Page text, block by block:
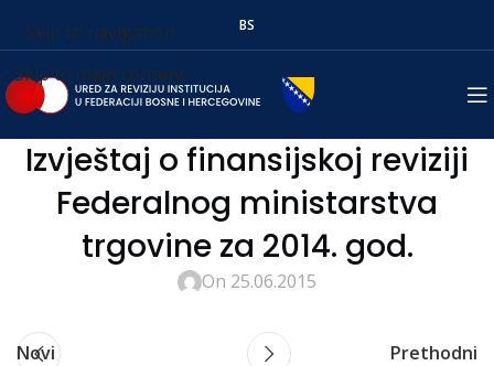
Skip to navigation
Skip to main content
BS
Izvještaj o finansijskoj reviziji
Federalnog ministarstva
trgovine za 2014. god.
On 25.06.2015
Novi Prethodni